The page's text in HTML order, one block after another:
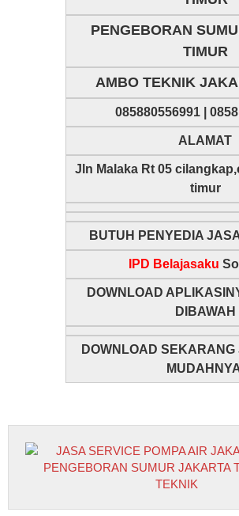
PENGEBORAN
TIMUR
AMBO TEKNIK
085880556991 |
ALAMAT
Jln Malaka Rt 05
timur
BUTUH PENYEDIA
IPD Belajasaku
DOWNLOAD
DIBAWAH
DOWNLOAD SEKARANG